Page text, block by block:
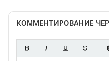
КОММЕНТИРОВАНИЕ